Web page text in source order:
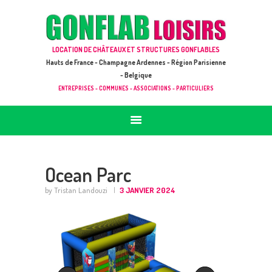
LOCATION DE CHÂTEAUX ET STRUCTURES GONFLABLES
Hauts de France - Champagne Ardennes - Région Parisienne
- Belgique
ENTREPRISES - COMMUNES - ASSOCIATIONS - PARTICULIERS
GONFLAB LOISIRS
ACCUEIL
JEUX À LOUER & PRESTATIONS
CATALOGUE / TARIF
DEMANDE DE DEVIS (SOUS 24H)
Ocean Parc
by Tristan Landouzi 3 JANVIER 2024